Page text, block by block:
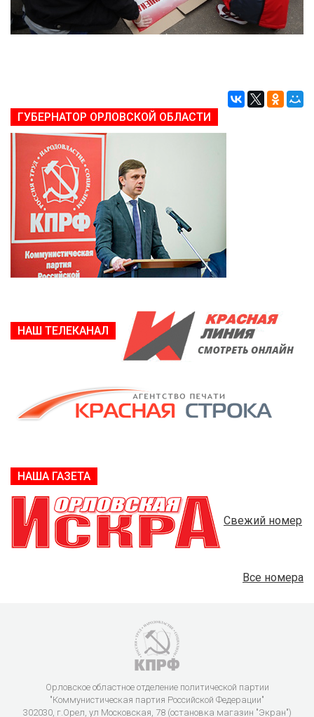
ГУБЕРНАТОР ОРЛОВСКОЙ ОБЛАСТИ
НАШ ТЕЛЕКАНАЛ
НАША ГАЗЕТА
Свежий номер
Все номера
Орловское областное отделение политической партии
"Коммунистическая партия Российской Федерации"
302030, г.Орел, ул Московская, 78 (остановка магазин "Экран")